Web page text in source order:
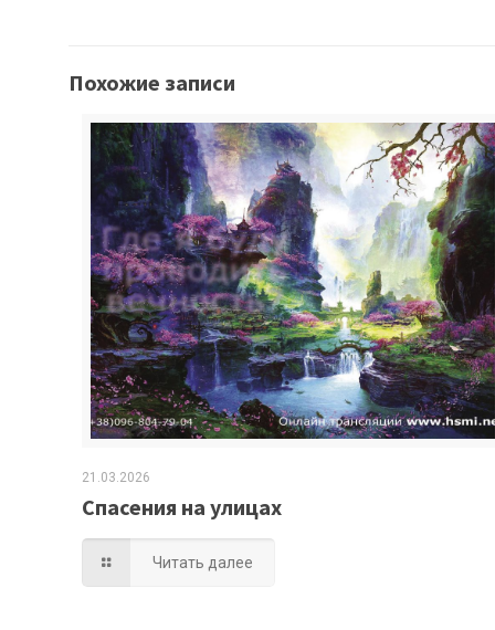
Похожие записи
21.03.2026
Спасения на улицах
Читать далее